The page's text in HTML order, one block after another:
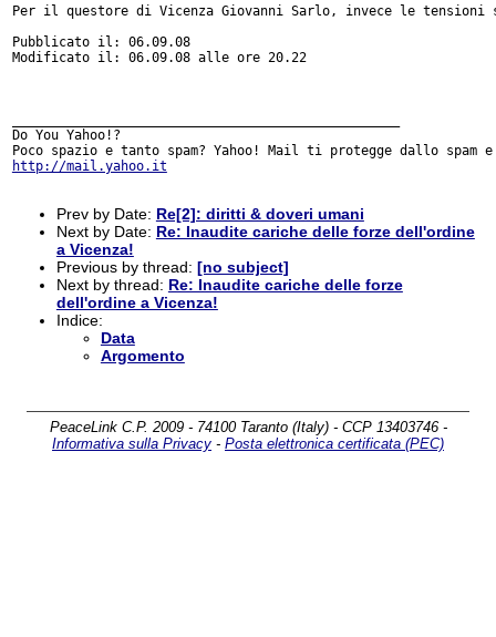
Per il questore di Vicenza Giovanni Sarlo, invece le
Pubblicato il: 06.09.08
Modificato il: 06.09.08 alle ore 20.22
Do You Yahoo!?
http://mail.yahoo.it
Prev by Date: Re[2]: diritti & doveri umani
Next by Date: Re: Inaudite cariche delle forze dell'ordine
a Vicenza!
Previous by thread: [no subject]
Next by thread: Re: Inaudite cariche delle forze
dell'ordine a Vicenza!
Indice:
Data
Argomento
PeaceLink C.P. 2009 - 74100 Taranto (Italy) - CCP 13403746 -
Informativa sulla Privacy - Posta elettronica certificata (PEC)